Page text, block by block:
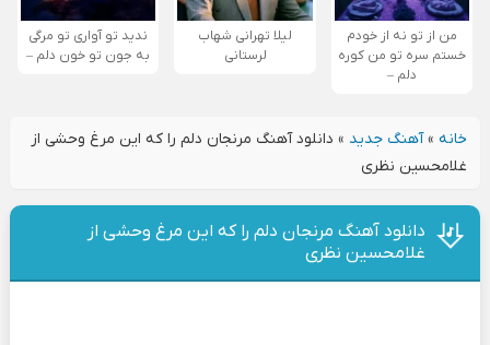
من از تو نه از خودم
خستم سره تو من کوره
دلم –
لیلا تهرانی شهاب
لرستانی
ندید تو آواری تو مرگی
به جون تو خون دلم –
خانه»آهنگ جدید » دانلود آهنگ مرنجان دلم را که این مرغ وحشی از
غلامحسین نظری
دانلود آهنگ مرنجان دلم را که این مرغ وحشی از
غلامحسین نظری